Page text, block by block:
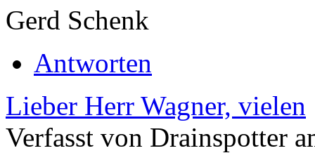
Gerd Schenk
Antworten
Lieber Herr Wagner, vielen
Verfasst von Drainspotter